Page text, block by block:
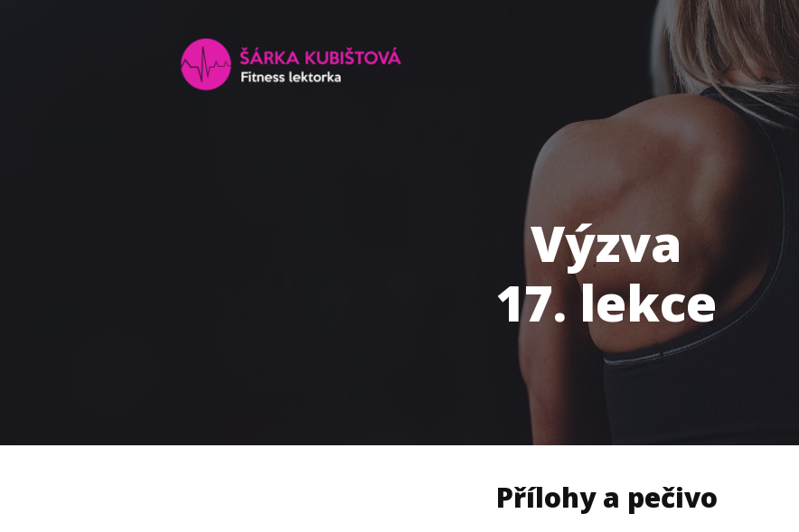
Výzva
17. lekce
Přílohy a pečivo